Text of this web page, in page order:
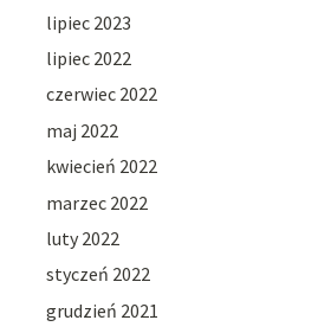
lipiec 2023
lipiec 2022
czerwiec 2022
maj 2022
kwiecień 2022
marzec 2022
luty 2022
styczeń 2022
grudzień 2021